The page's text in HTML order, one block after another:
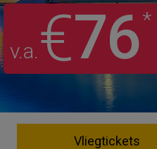
v.a.€76*
Vliegtickets